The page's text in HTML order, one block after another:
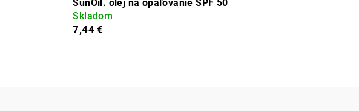
SunOil. olej na opaľovanie SPF 50
Skladom
7,44 €